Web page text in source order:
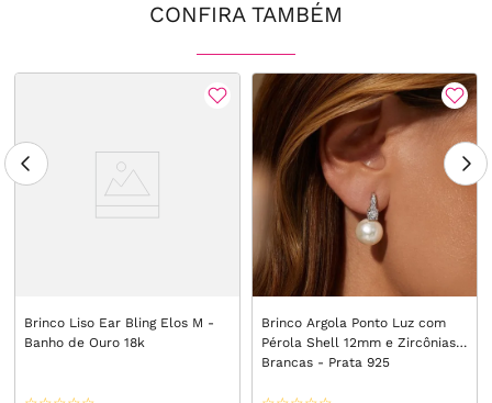
CONFIRA TAMBÉM
Brinco Liso Ear Bling Elos M -
Banho de Ouro 18k
Brinco Argola Ponto Luz com
Pérola Shell 12mm e Zircônias
Brancas - Prata 925